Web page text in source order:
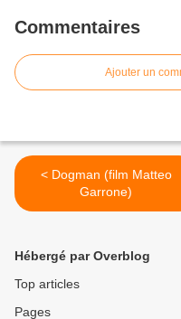
Commentaires
Ajouter un
< Dogman (film Matteo
Garrone)
Hébergé par Overblog
Top articles
Pages